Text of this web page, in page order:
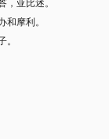
，亚比述。
和摩利。
。